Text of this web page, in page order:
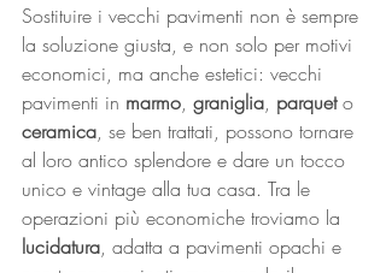
Sostituire i vecchi pavimenti non è sempre
la soluzione giusta, e non solo per motivi
economici, ma anche estetici: vecchi
pavimenti in marmo, graniglia, parquet o
ceramica, se ben trattati, possono tornare
al loro antico splendore e dare un tocco
unico e vintage alla tua casa. Tra le
operazioni più economiche troviamo la
lucidatura, adatta a pavimenti opachi e